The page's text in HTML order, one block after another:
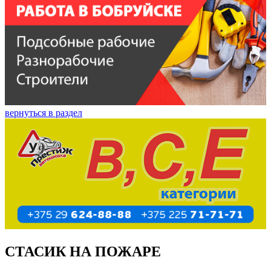
вернуться в раздел
СТАСИК НА ПОЖАРЕ